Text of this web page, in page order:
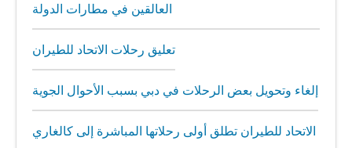
العالقين في مطارات الدولة
تعليق رحلات الاتحاد للطيران
إلغاء وتحويل بعض الرحلات في دبي بسبب الأحوال الجوية
الاتحاد للطيران تطلق أولى رحلاتها المباشرة إلى كالغاري